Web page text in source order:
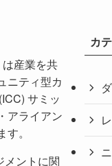
産業を共
ニティ型カ
サミッ
アライアン
。
メントに関
カ